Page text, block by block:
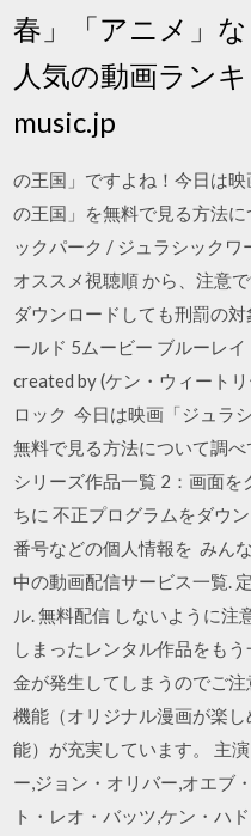
春」「アニメ」
人気の動画ラン
music.jp
の王国」ですよね！今日は
の王国」を無料で見る方法
ックパーク / ジュラシックワ
オススメ視聴順 から、注意
ダウンロードしても刑罰の
ールド 5ムービー ブルーレ
created by (ケン・ウィート
ロック 今日は映画「ジュラ
無料で見る方法について調
シリーズ作品一覧 2：画面を
ちに 不正プログラムをダウ
番号などの個人情報を みん
中の動画配信サービス一覧.
ル. 無料配信 しないように注
しまったレンタル作品をも
金が発生してしまうのでご
機能（オリジナル漫画が楽
能）が充実しています。 主
ー,ジョン・オリバー,オエブ
ト・レオ・バッツ,ケン・ハ